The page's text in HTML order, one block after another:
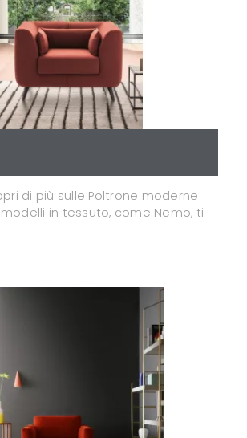
di più sulle Poltrone moderne
modelli in tessuto, come Nemo, ti